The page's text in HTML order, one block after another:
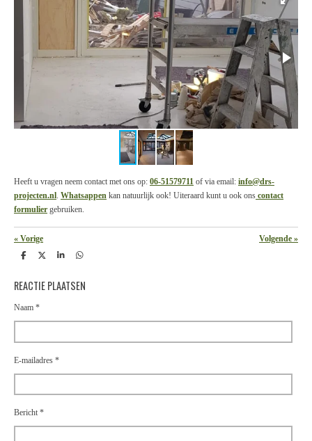
Heeft u vragen neem contact met ons op: 06-51579711 of via email: info@drs-
projecten.nl. Whatsappen kan natuurlijk ook! Uiteraard kunt u ook ons contact
formulier gebruiken.
« Vorige Volgende »
D
e
n
D
l
S
r
e
D
e
n
REACTIE PLAATSEN
Naam *
E-mailadres *
Bericht *